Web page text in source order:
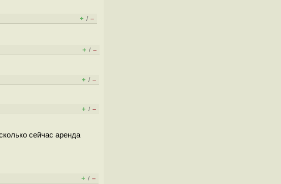
+ / –
+ / –
+ / –
+ / –
сейчас аренда
+ / –